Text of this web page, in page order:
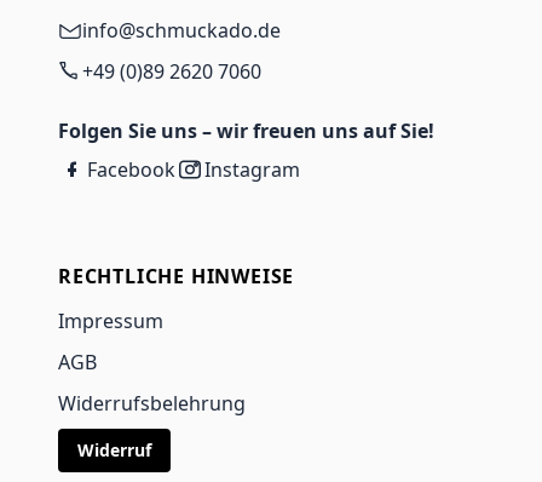
info@schmuckado.de
+49 (0)89 2620 7060
Folgen Sie uns – wir freuen uns auf Sie!
Facebook
Instagram
RECHTLICHE HINWEISE
Impressum
AGB
Widerrufsbelehrung
Widerruf